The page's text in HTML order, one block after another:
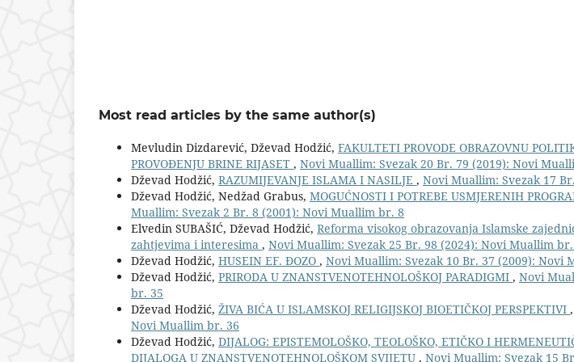
Most read articles by the same author(s)
Mevludin Dizdarević, Dževad Hodžić, FAKULTETI PROVODE OBRAZOVNU
PROVOĐENJU BRINE RIJASET , Novi Muallim: Svezak 20 Br. 79 (2019): Novi
Dževad Hodžić, RAZUMIJEVANJE ISLAMA I NASILJE , Novi Muallim: Svezak 17
Dževad Hodžić, Nedžad Grabus, MOGUĆNOSTI I POTREBE USMJERENIH
Muallim: Svezak 2 Br. 8 (2001): Novi Muallim br. 8
Elvedin SUBAŠIĆ, Dževad Hodžić, Reforma visokog obrazovanja Islamske
zahtjevima i interesima , Novi Muallim: Svezak 25 Br. 98 (2024): Novi Muallim
Dževad Hodžić, HUSEIN EF. ĐOZO , Novi Muallim: Svezak 10 Br. 37 (2009): Novi
Dževad Hodžić, PRIRODA U ZNANSTVENOTEHNOLOŠKOJ PARADIGMI , Novi
br. 35
Dževad Hodžić, ŽIVA BIĆA U ISLAMSKOJ RELIGIJSKOJ BIOETIČKOJ PERSPEKTIVI ,
Novi Muallim br. 36
Dževad Hodžić, DIJALOG: EPISTEMOLOŠKO, TEOLOŠKO, ETIČKO I
DIJALOGA U ZNANSTVENOTEHNOLOŠKOM SVIJETU , Novi Muallim: Svezak 15